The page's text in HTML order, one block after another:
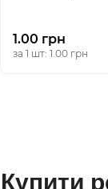
1.00 грн
за 1 шт: 1.00 грн
Купити